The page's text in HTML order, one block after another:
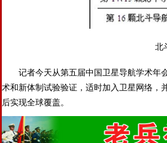
北斗
记者今天从第五届中国卫星导航学术年
术和新体制试验验证，适时加入卫星网络，
后实现全球覆盖。